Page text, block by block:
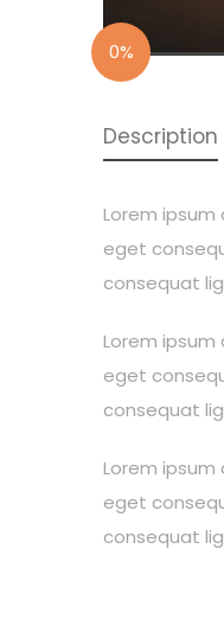
0%
Description
Lorem ipsum
eget
consequat
Lorem ipsum
eget
consequat
Lorem ipsum
eget
consequat